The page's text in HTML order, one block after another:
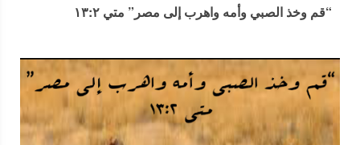
“قم وخذ الصبي وأمه واهرب إلى مصر” متي ١٣:٢